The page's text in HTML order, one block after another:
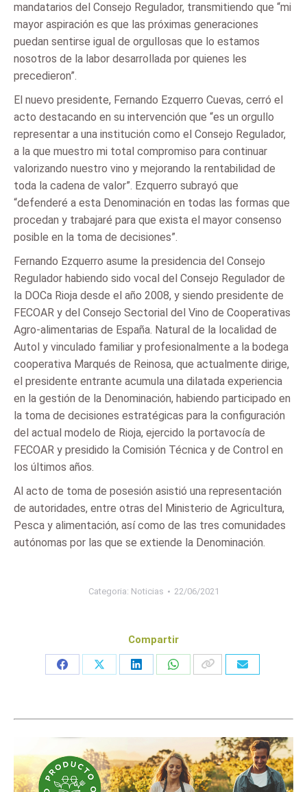
mandatarios del Consejo Regulador, transmitiendo que “mi
mayor aspiración es que las próximas generaciones
puedan sentirse igual de orgullosas que lo estamos
nosotros de la labor desarrollada por quienes les
precedieron”.
El nuevo presidente, Fernando Ezquerro Cuevas, cerró el
acto destacando en su intervención que “es un orgullo
representar a una institución como el Consejo Regulador,
a la que muestro mi total compromiso para continuar
valorizando nuestro vino y mejorando la rentabilidad de
toda la cadena de valor”. Ezquerro subrayó que
“defenderé a esta Denominación en todas las formas que
procedan y trabajaré para que exista el mayor consenso
posible en la toma de decisiones”.
Fernando Ezquerro asume la presidencia del Consejo
Regulador habiendo sido vocal del Consejo Regulador de
la DOCa Rioja desde el año 2008, y siendo presidente de
FECOAR y del Consejo Sectorial del Vino de Cooperativas
Agro-alimentarias de España. Natural de la localidad de
Autol y vinculado familiar y profesionalmente a la bodega
cooperativa Marqués de Reinosa, que actualmente dirige,
el presidente entrante acumula una dilatada experiencia
en la gestión de la Denominación, habiendo participado en
la toma de decisiones estratégicas para la configuración
del actual modelo de Rioja, ejercido la portavocía de
FECOAR y presidido la Comisión Técnica y de Control en
los últimos años.
Al acto de toma de posesión asistió una representación
de autoridades, entre otras del Ministerio de Agricultura,
Pesca y alimentación, así como de las tres comunidades
autónomas por las que se extiende la Denominación.
Categoria: Noticias 22/06/2021
Compartir
Share
Share
Share
Share